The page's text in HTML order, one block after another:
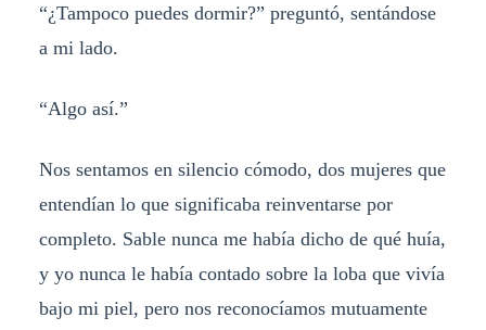
“¿Tampoco puedes dormir?” preguntó, sentándose
a mi lado.
“Algo así.”
Nos sentamos en silencio cómodo, dos mujeres que
entendían lo que significaba reinventarse por
completo. Sable nunca me había dicho de qué huía,
y yo nunca le había contado sobre la loba que vivía
bajo mi piel, pero nos reconocíamos mutuamente